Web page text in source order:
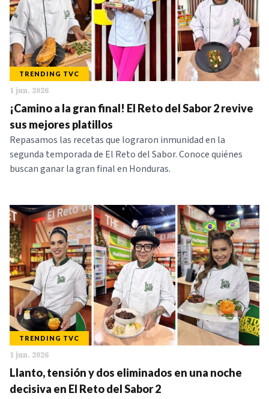
TRENDING TVC
1 jun. 2026
¡Camino a la gran final! El Reto del Sabor 2 revive
sus mejores platillos
Repasamos las recetas que lograron inmunidad en la
segunda temporada de El Reto del Sabor. Conoce quiénes
buscan ganar la gran final en Honduras.
TRENDING TVC
1 jun. 2026
Llanto, tensión y dos eliminados en una noche
decisiva en El Reto del Sabor 2